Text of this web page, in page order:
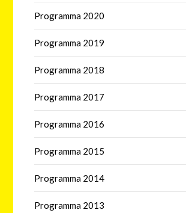
Programma 2020
Programma 2019
Programma 2018
Programma 2017
Programma 2016
Programma 2015
Programma 2014
Programma 2013